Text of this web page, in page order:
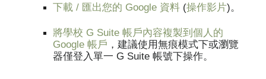
下載 / 匯出您的 Google 資料 (操作影片)。
將學校 G Suite 帳戶內容複製到個人的
Google 帳戶 ，建議使用無痕模式下或瀏覽
器僅登入單一 G Suite 帳號下操作。